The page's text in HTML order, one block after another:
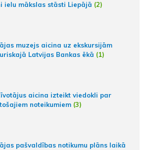
ielu mākslas stāsti Liepājā (2)
muzejs aicina uz ekskursijām
Latvijas Bankas ēkā (1)
aicina izteikt viedokli par
noteikumiem (3)
pašvaldības notikumu plāns laikā